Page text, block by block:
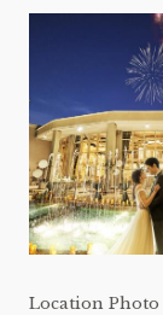
Location Photo